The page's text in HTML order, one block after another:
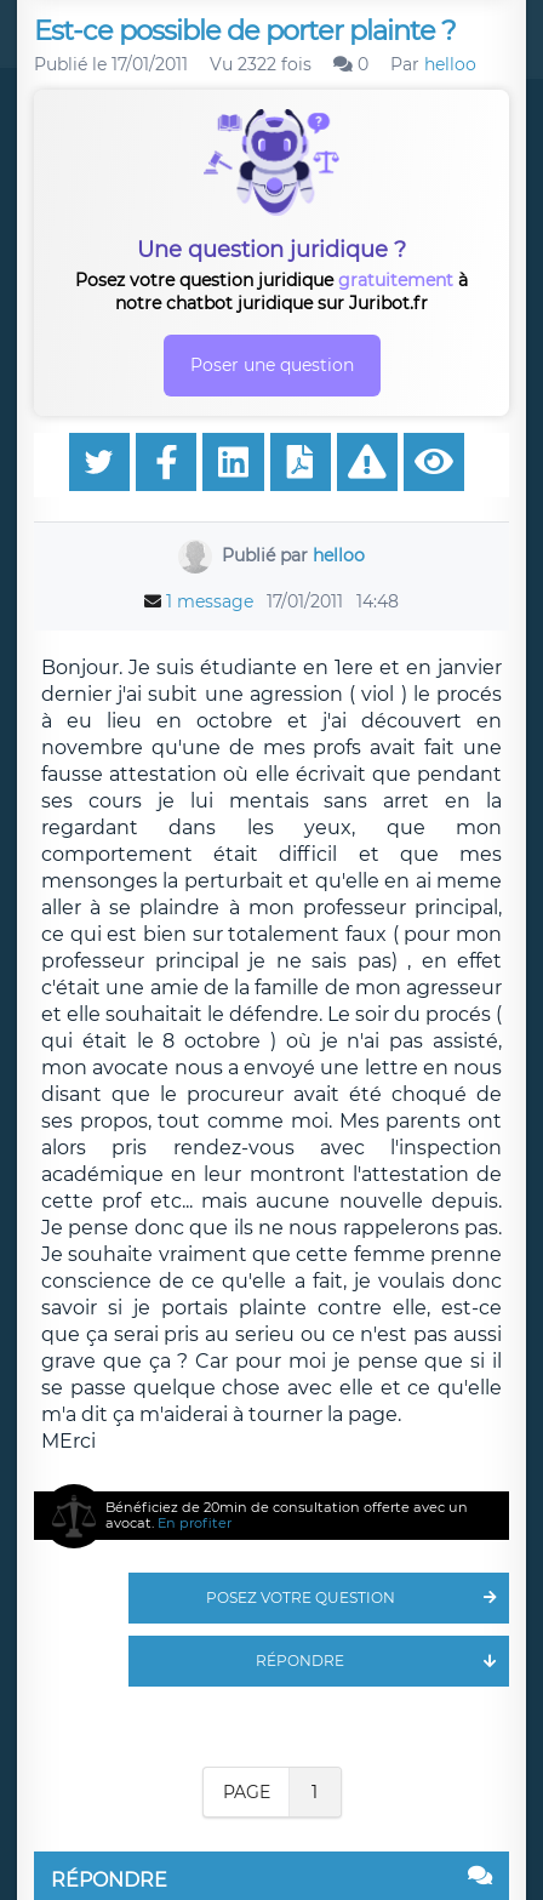
Est-ce possible de porter plainte ?
Publié le 17/01/2011 Vu 2322 fois 0 Par helloo
Une question juridique ?
Posez votre question juridiquegratuitement à
notre chatbot juridique sur Juribot.fr
Poser une question
Publié par helloo
1 message 17/01/2011 14:48
Bonjour. Je suis étudiante en 1ere et en janvier
dernier j'ai subit une agression ( viol ) le procés
à eu lieu en octobre et j'ai découvert en
novembre qu'une de mes profs avait fait une
fausse attestation où elle écrivait que pendant
ses cours je lui mentais sans arret en la
regardant dans les yeux, que mon
comportement était difficil et que mes
mensonges la perturbait et qu'elle en ai meme
aller à se plaindre à mon professeur principal,
ce qui est bien sur totalement faux ( pour mon
professeur principal je ne sais pas) , en effet
c'était une amie de la famille de mon agresseur
et elle souhaitait le défendre. Le soir du procés (
qui était le 8 octobre ) où je n'ai pas assisté,
mon avocate nous a envoyé une lettre en nous
disant que le procureur avait été choqué de
ses propos, tout comme moi. Mes parents ont
alors pris rendez-vous avec l'inspection
académique en leur montront l'attestation de
cette prof etc... mais aucune nouvelle depuis.
Je pense donc que ils ne nous rappelerons pas.
Je souhaite vraiment que cette femme prenne
conscience de ce qu'elle a fait, je voulais donc
savoir si je portais plainte contre elle, est-ce
que ça serai pris au serieu ou ce n'est pas aussi
grave que ça ? Car pour moi je pense que si il
se passe quelque chose avec elle et ce qu'elle
m'a dit ça m'aiderai à tourner la page.
MErci
Bénéficiez de 20min de consultation offerte avec un
avocat. En profiter
POSEZ VOTRE QUESTION
RÉPONDRE
PAGE 1
RÉPONDRE